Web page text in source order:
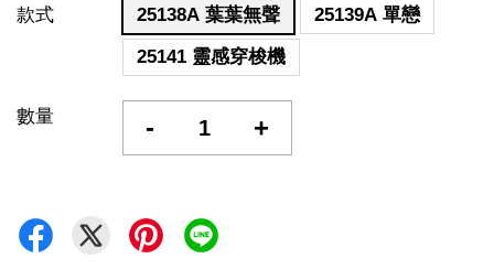
款式 25138A 葉葉無聲
25139A 單戀
25141 靈感穿梭機
數量 - +